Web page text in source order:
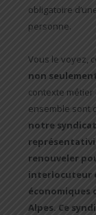
obligatoire
personne.
Vous le voyez,
non
contexte
ensemble sont
notre
renouveler
interlocuteur
économiques
Alpes. Ce